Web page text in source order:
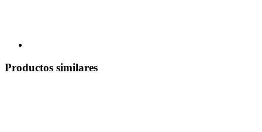
Productos similares